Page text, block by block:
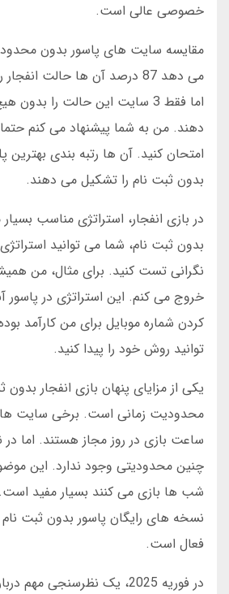
خصوصی عالی است.
مقایسه سایت های پاسور بدون
می دهد 87 درصد آن ها حالت
اما فقط 3 سایت این حالت را
امتحان کنید. آن ها رتبه بندی بهترین
بدون ثبت نام را تشکیل می دهند.
در بازی انفجار، استراتژی مناسب
بدون ثبت نام، شما می توانید
خروج می کنم. این استراتژی در پاسور
کردن شماره موبایل برای من کارآمد
توانید روش خود را پیدا کنید.
یکی از مزایای پنهان بازی انفجار بدون
ساعت بازی در روز مجاز هستند. اما
چنین محدودیتی وجود ندارد. این
شب ها بازی می کنند بسیار مفید است.
فعال است.
در فوریه 2025، یک نظرسنجی